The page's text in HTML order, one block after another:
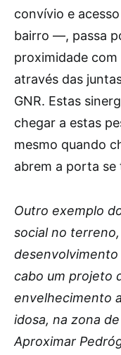
convívio e
bairro —, passa
proximidade com
através das
GNR. Estas
chegar a estas
mesmo quando
abrem a porta se
Outro exemplo
social no
desenvolvimento
cabo um projeto
envelhecimento
idosa, na zona
Aproximar